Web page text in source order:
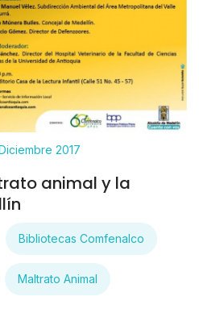
animal y la
2017
Bibliotecas Comfenalco
Maltrato Animal